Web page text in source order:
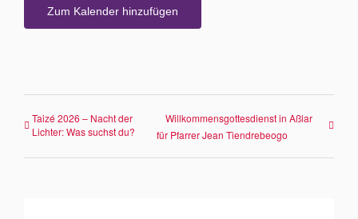
Zum Kalender hinzufügen
Taizé 2026 – Nacht der
Lichter: Was suchst du?
Willkommensgottesdienst in Aßlar
für Pfarrer Jean Tiendrebeogo